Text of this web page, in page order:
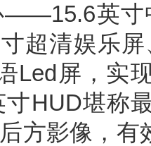
——15.6英寸
超清娱乐
Led屏，实
HUD堪称
方影像，